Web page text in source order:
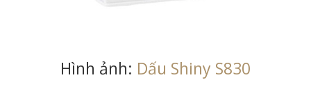
Hình ảnh: Dấu Shiny S830